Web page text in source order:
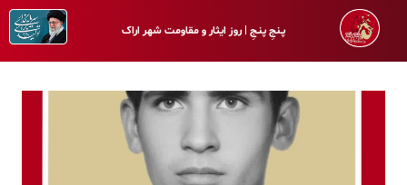
پـنجِ پنـجِ | روز ایثار و مقاومت شهر اراک